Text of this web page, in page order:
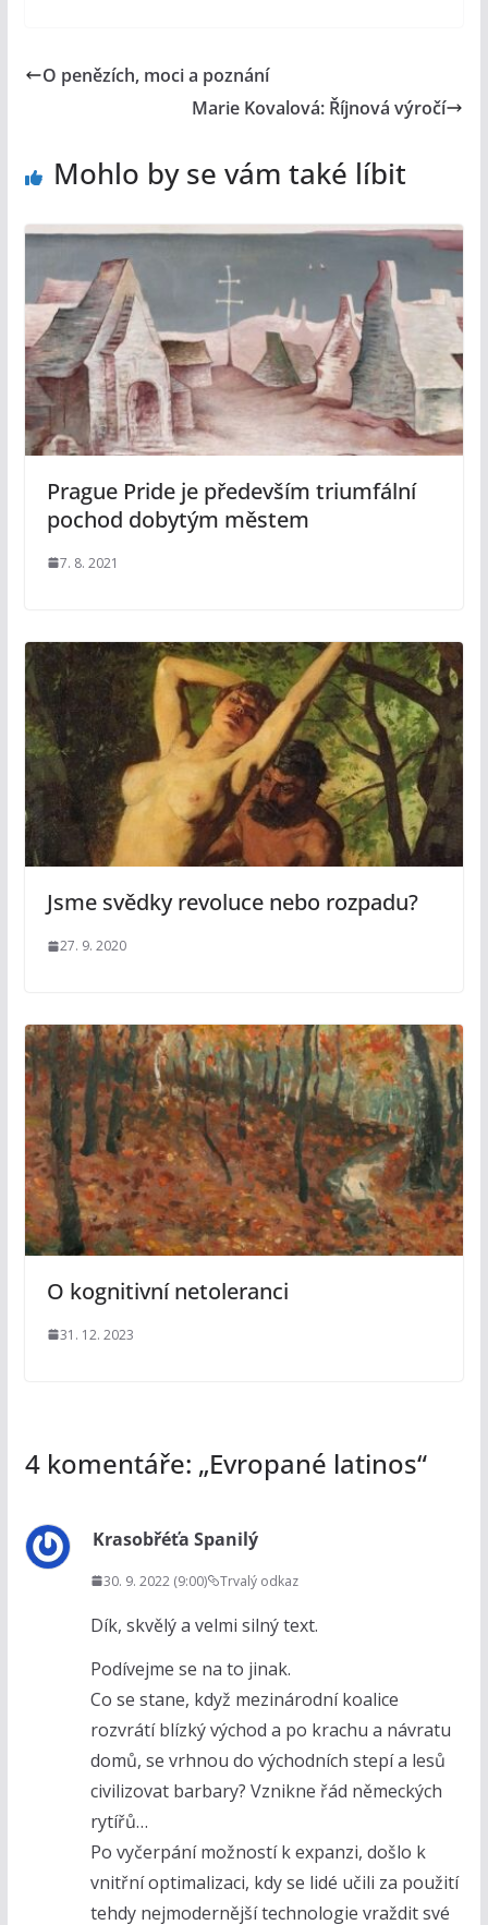
O penězích, moci a poznání
Marie Kovalová: Říjnová výročí
Mohlo by se vám také líbit
Prague Pride je především triumfální
pochod dobytým městem
7. 8. 2021
Jsme svědky revoluce nebo rozpadu?
27. 9. 2020
O kognitivní netoleranci
31. 12. 2023
4 komentáře: „Evropané latinos“
Krasobřéťa Spanilý
30. 9. 2022 (9:00) Trvalý odkaz
Dík, skvělý a velmi silný text.
Podívejme se na to jinak.
Co se stane, když mezinárodní koalice
rozvrátí blízký východ a po krachu a návratu
domů, se vrhnou do východních stepí a lesů
civilizovat barbary? Vznikne řád německých
rytířů…
Po vyčerpání možností k expanzi, došlo k
vnitřní optimalizaci, kdy se lidé učili za použití
tehdy nejmodernější technologie vraždit své